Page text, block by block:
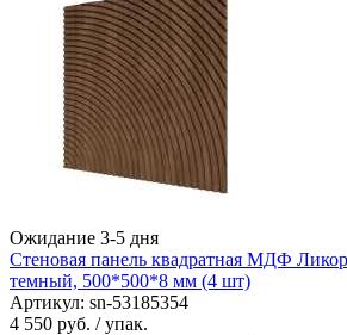
Ожидание 3-5 дня
Стеновая панель квадратная МДФ
темный, 500*500*8 мм (4 шт)
Артикул: sn-53185354
4 550 руб. / упак.